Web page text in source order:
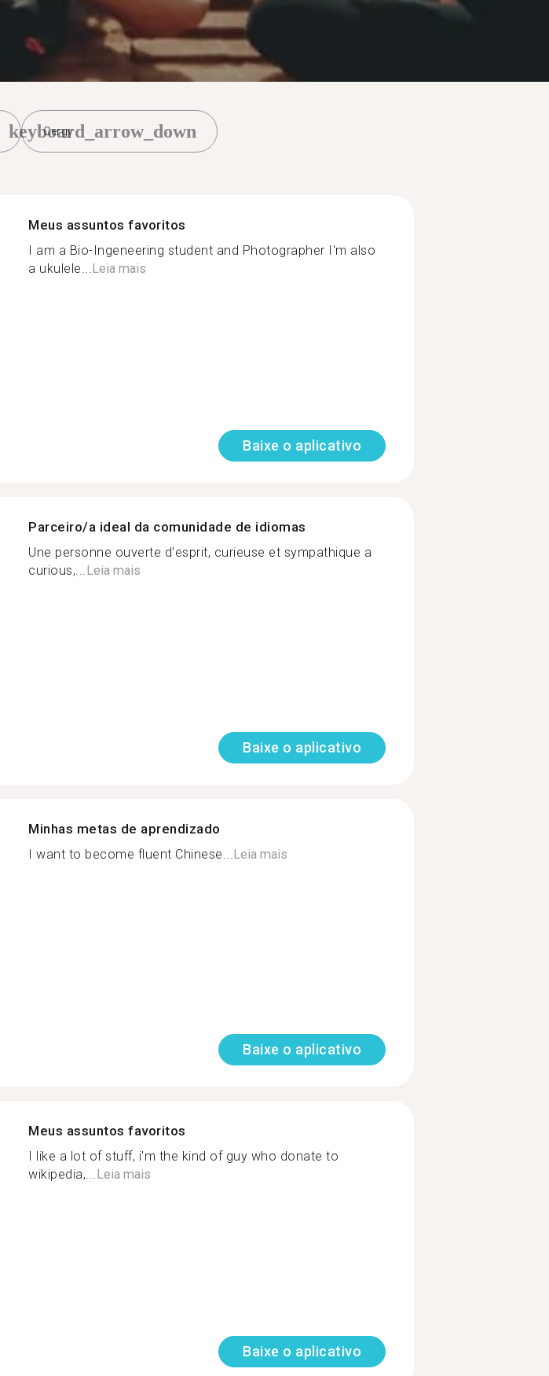
Cergy
keyboard_arrow_down
Meus assuntos favoritos
I am a Bio-Ingeneering student and Photographer I'm also
a ukulele...Leia mais
Baixe o aplicativo
Parceiro/a ideal da comunidade de idiomas
Une personne ouverte d'esprit, curieuse et sympathique a
curious,...Leia mais
Baixe o aplicativo
Minhas metas de aprendizado
I want to become fluent Chinese...Leia mais
Baixe o aplicativo
Meus assuntos favoritos
I like a lot of stuff, i'm the kind of guy who donate to
wikipedia,...Leia mais
Baixe o aplicativo